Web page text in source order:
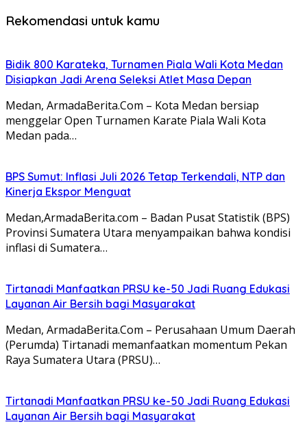
Rekomendasi untuk kamu
Bidik 800 Karateka, Turnamen Piala Wali Kota Medan
Disiapkan Jadi Arena Seleksi Atlet Masa Depan
Medan, ArmadaBerita.Com – Kota Medan bersiap
menggelar Open Turnamen Karate Piala Wali Kota
Medan pada…
BPS Sumut: Inflasi Juli 2026 Tetap Terkendali, NTP dan
Kinerja Ekspor Menguat
Medan,ArmadaBerita.com – Badan Pusat Statistik (BPS)
Provinsi Sumatera Utara menyampaikan bahwa kondisi
inflasi di Sumatera…
Tirtanadi Manfaatkan PRSU ke-50 Jadi Ruang Edukasi
Layanan Air Bersih bagi Masyarakat
Medan, ArmadaBerita.Com – Perusahaan Umum Daerah
(Perumda) Tirtanadi memanfaatkan momentum Pekan
Raya Sumatera Utara (PRSU)…
Tirtanadi Manfaatkan PRSU ke-50 Jadi Ruang Edukasi
Layanan Air Bersih bagi Masyarakat